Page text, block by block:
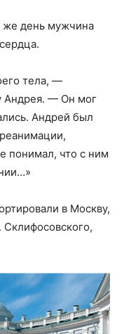
же день мужчина
тела, —
Андрея. — Он мог
Андрей был
понимал, что с ним
в Москву,